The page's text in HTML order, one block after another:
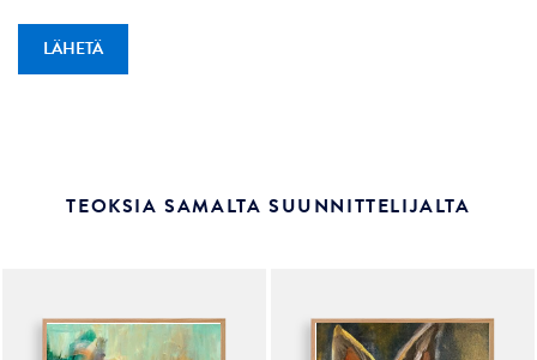
TEOKSIA SAMALTA SUUNNITTELIJALTA